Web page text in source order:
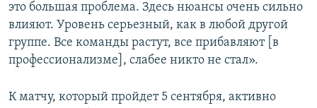
это большая проблема. Здесь нюансы очень сильно
влияют. Уровень серьезный, как в любой другой
группе. Все команды растут, все прибавляют [в
профессионализме], слабее никто не стал».
К матчу, который пройдет 5 сентября, активно